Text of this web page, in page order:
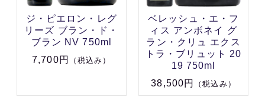
ジ・ピエロン・レグ
リーズ ブラン・ド・
ブラン NV 750ml
7,700円
（税込み）
ベレッシュ・エ・フ
ィス アンボネイ グ
ラン・クリュ エクス
トラ・ブリュット 20
19 750ml
38,500円
（税込み）